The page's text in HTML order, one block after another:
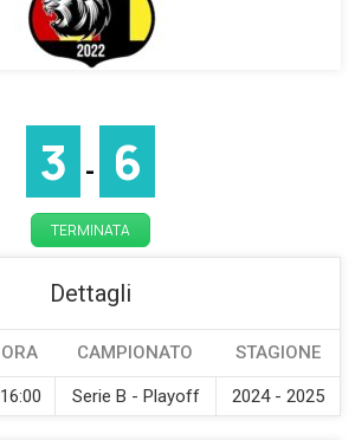
3 - 6
TERMINATA
Dettagli
ORA CAMPIONATO STAGIONE
16:00 Serie B - Playoff 2024 - 2025